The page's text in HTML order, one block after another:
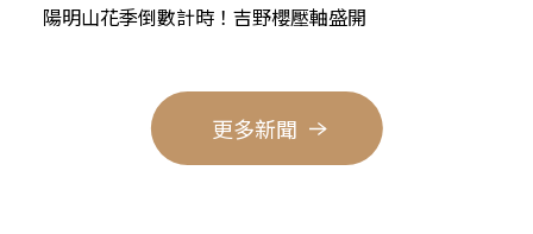
陽明山花季倒數計時！吉野櫻壓軸盛開
更多新聞